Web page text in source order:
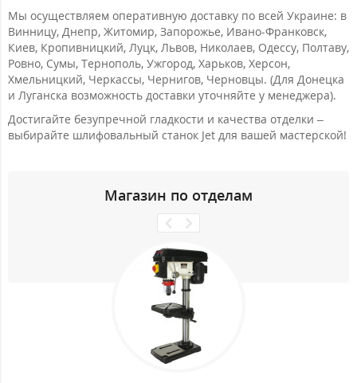
Мы осуществляем оперативную доставку по всей Украине: в
Винницу, Днепр, Житомир, Запорожье, Ивано-Франковск,
Киев, Кропивницкий, Луцк, Львов, Николаев, Одессу, Полтаву,
Ровно, Сумы, Тернополь, Ужгород, Харьков, Херсон,
Хмельницкий, Черкассы, Чернигов, Черновцы. (Для Донецка
и Луганска возможность доставки уточняйте у менеджера).
Достигайте безупречной гладкости и качества отделки –
выбирайте шлифовальный станок Jet для вашей мастерской!
Магазин по отделам